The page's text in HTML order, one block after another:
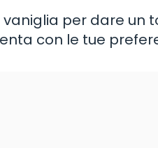
per dare un
con le tue